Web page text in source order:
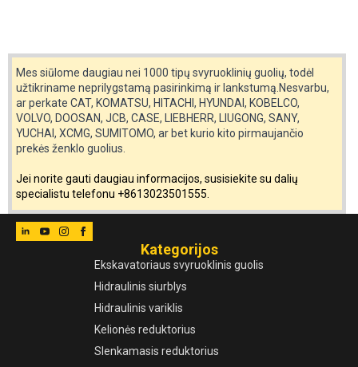
Mes siūlome daugiau nei 1000 tipų svyruoklinių guolių, todėl
užtikriname neprilygstamą pasirinkimą ir lankstumą.Nesvarbu,
ar perkate CAT, KOMATSU, HITACHI, HYUNDAI, KOBELCO,
VOLVO, DOOSAN, JCB, CASE, LIEBHERR, LIUGONG, SANY,
YUCHAI, XCMG, SUMITOMO, ar bet kurio kito pirmaujančio
prekės ženklo guolius.
Jei norite gauti daugiau informacijos, susisiekite su dalių
specialistu telefonu +8613023501555.
Kategorijos
Ekskavatoriaus svyruoklinis guolis
Hidraulinis siurblys
Hidraulinis variklis
Kelionės reduktorius
Slenkamasis reduktorius